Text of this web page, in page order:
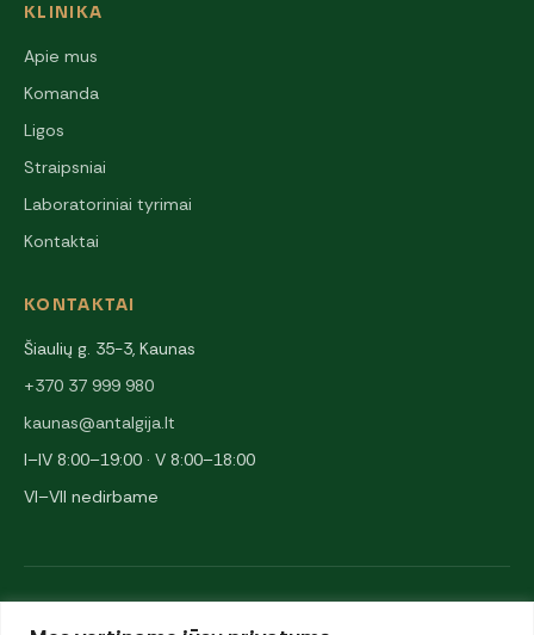
KLINIKA
Apie mus
Komanda
Ligos
Straipsniai
Laboratoriniai tyrimai
Kontaktai
KONTAKTAI
Šiaulių g. 35-3, Kaunas
+370 37 999 980
kaunas@antalgija.lt
I–IV 8:00–19:00 · V 8:00–18:00
VI–VII nedirbame